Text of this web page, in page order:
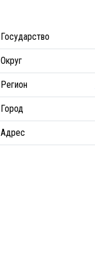
Государство
Округ
Регион
Город
Адрес